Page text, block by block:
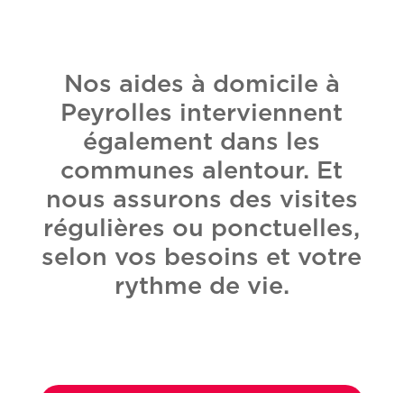
Nos aides à domicile à
Peyrolles interviennent
également dans les
communes alentour. Et
nous assurons des visites
régulières ou ponctuelles,
selon vos besoins et votre
rythme de vie.